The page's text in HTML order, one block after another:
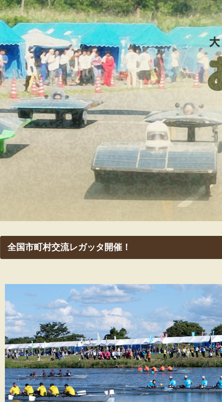
全国市町村交流レガッタ開催！